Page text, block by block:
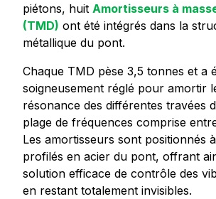
piétons, huit Amortisseurs à
(TMD) ont été intégrés dans la
métallique du pont.
Chaque TMD pèse 3,5 tonnes et a
soigneusement réglé pour amortir
résonance des différentes travées
plage de fréquences comprise
Les amortisseurs sont positionnés
profilés en acier du pont, offrant
solution efficace de contrôle des
en restant totalement invisibles.